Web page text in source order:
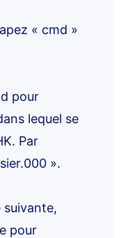
« cmd »
pour
lequel se
Par
».
suivante,
pour